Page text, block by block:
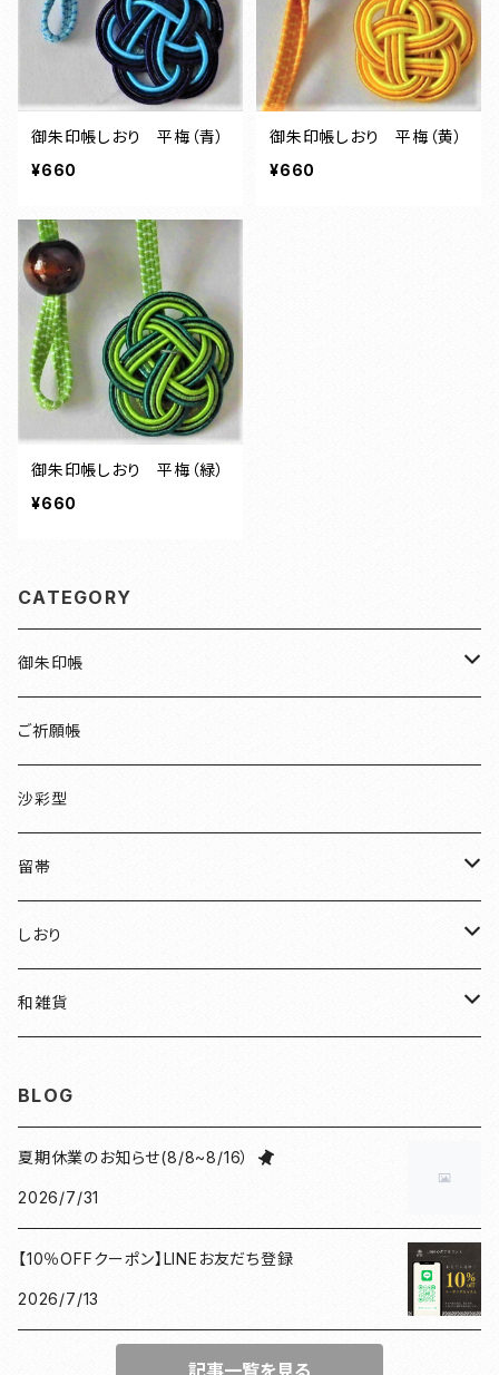
御朱印帳しおり 平梅（青）
¥660
御朱印帳しおり 平梅（黄）
¥660
御朱印帳しおり 平梅（緑）
¥660
CATEGORY
御朱印帳
檜
伏見稲荷
友禅
明智光秀
和装
北条義時
ご祈願帳
沙彩型
留帯
ちりめん
水引
しおり
ちりめん
和雑貨
プレート
BLOG
夏期休業のお知らせ(8/8~8/16）
2026/7/31
【10％OFFクーポン】LINEお友だち登録
2026/7/13
記事一覧を見る